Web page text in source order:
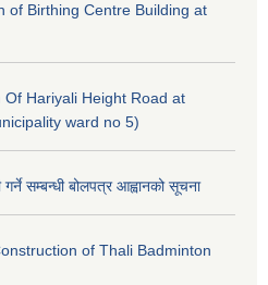
of Birthing Centre Building at
Of Hariyali Height Road at
ward no 5)
गर्ने सम्बन्धी बोलपत्र आह्वानको सूचना
of Thali Badminton